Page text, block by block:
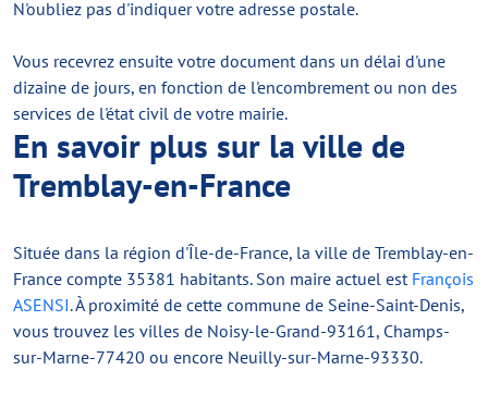
N'oubliez pas d'indiquer votre adresse postale.
Vous recevrez ensuite votre document dans un délai d'une
dizaine de jours, en fonction de l'encombrement ou non des
services de l'état civil de votre mairie.
En savoir plus sur la ville de
Tremblay-en-France
Située dans la région d'Île-de-France, la ville de Tremblay-en-
France compte 35381 habitants. Son maire actuel est François
ASENSI. À proximité de cette commune de Seine-Saint-Denis,
vous trouvez les villes de Noisy-le-Grand-93161, Champs-
sur-Marne-77420 ou encore Neuilly-sur-Marne-93330.